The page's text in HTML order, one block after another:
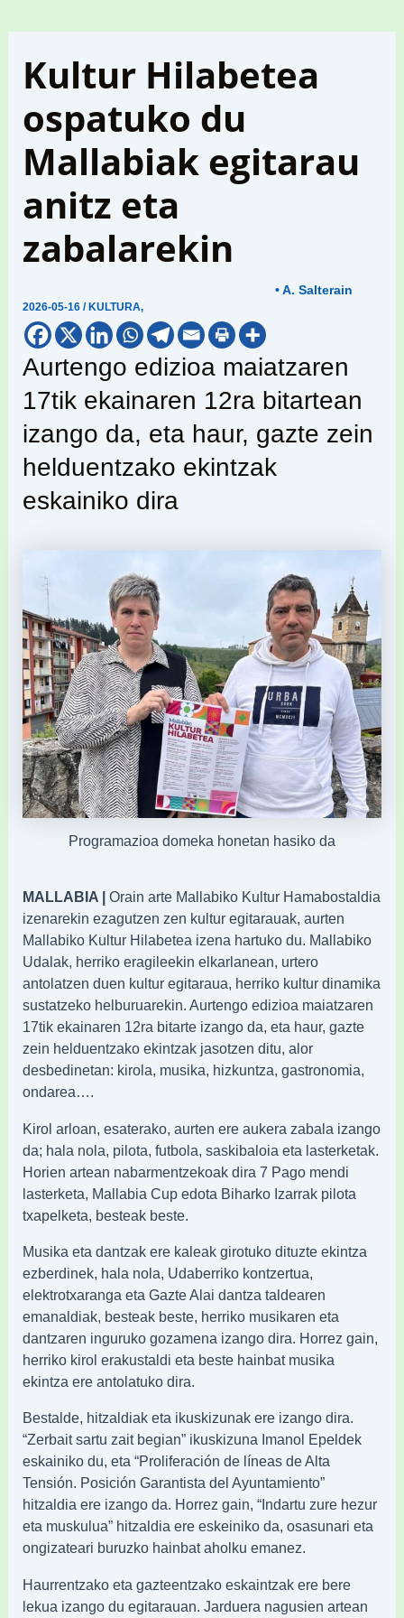
Kultur Hilabetea
ospatuko du
Mallabiak egitarau
anitz eta
zabalarekin
2026-05-16/ KULTURA,
• A. Salterain
Aurtengo edizioa maiatzaren
17tik ekainaren 12ra bitartean
izango da, eta haur, gazte zein
helduentzako ekintzak
eskainiko dira
Programazioa domeka honetan hasiko da
MALLABIA | Orain arte Mallabiko Kultur Hamabostaldia
izenarekin ezagutzen zen kultur egitarauak, aurten
Mallabiko Kultur Hilabetea izena hartuko du. Mallabiko
Udalak, herriko eragileekin elkarlanean, urtero
antolatzen duen kultur egitaraua, herriko kultur dinamika
sustatzeko helburuarekin. Aurtengo edizioa maiatzaren
17tik ekainaren 12ra bitarte izango da, eta haur, gazte
zein helduentzako ekintzak jasotzen ditu, alor
desbedinetan: kirola, musika, hizkuntza, gastronomia,
ondarea….
Kirol arloan, esaterako, aurten ere aukera zabala izango
da; hala nola, pilota, futbola, saskibaloia eta lasterketak.
Horien artean nabarmentzekoak dira 7 Pago mendi
lasterketa, Mallabia Cup edota Biharko Izarrak pilota
txapelketa, besteak beste.
Musika eta dantzak ere kaleak girotuko dituzte ekintza
ezberdinek, hala nola, Udaberriko kontzertua,
elektrotxaranga eta Gazte Alai dantza taldearen
emanaldiak, besteak beste, herriko musikaren eta
dantzaren inguruko gozamena izango dira. Horrez gain,
herriko kirol erakustaldi eta beste hainbat musika
ekintza ere antolatuko dira.
Bestalde, hitzaldiak eta ikuskizunak ere izango dira.
“Zerbait sartu zait begian” ikuskizuna Imanol Epeldek
eskainiko du, eta “Proliferación de líneas de Alta
Tensión. Posición Garantista del Ayuntamiento”
hitzaldia ere izango da. Horrez gain, “Indartu zure hezur
eta muskulua” hitzaldia ere eskeiniko da, osasunari eta
ongizateari buruzko hainbat aholku emanez.
Haurrentzako eta gazteentzako eskaintzak ere bere
lekua izango du egitarauan. Jarduera nagusien artean